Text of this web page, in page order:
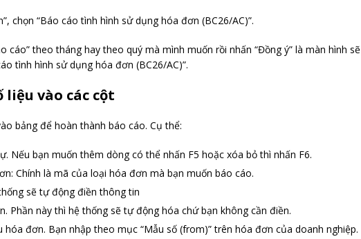
chọn “Báo cáo tình hình sử dụng hóa đơn (BC26/AC)”.
cáo” theo tháng hay theo quý mà mình muốn rồi nhấn “Đồng ý” là màn hình sẽ
tình hình sử dụng hóa đơn (BC26/AC)”.
liệu vào các cột
bảng để hoàn thành báo cáo. Cụ thể:
Nếu bạn muốn thêm dòng có thể nhấn F5 hoặc xóa bỏ thì nhấn F6.
Chính là mã của loại hóa đơn mà bạn muốn báo cáo.
sẽ tự động điền thông tin
Phần này thì hệ thống sẽ tự động hóa chứ bạn không cần điền.
hóa đơn. Bạn nhập theo mục “Mẫu số (from)” trên hóa đơn của doanh nghiệp.